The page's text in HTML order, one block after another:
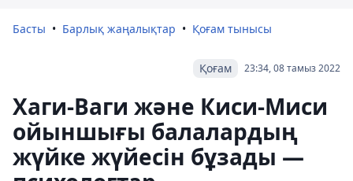
Басты Барлық жаңалықтар Қоғам тынысы
23:34, 08 тамыз 2022
Қоғам
Хаги-Ваги және Киси-Миси
ойыншығы балалардың
жүйке жүйесін бұзады —